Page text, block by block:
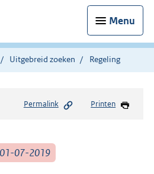
Menu
Uitgebreid zoeken Regeling
Permalink Printen
01-07-2019